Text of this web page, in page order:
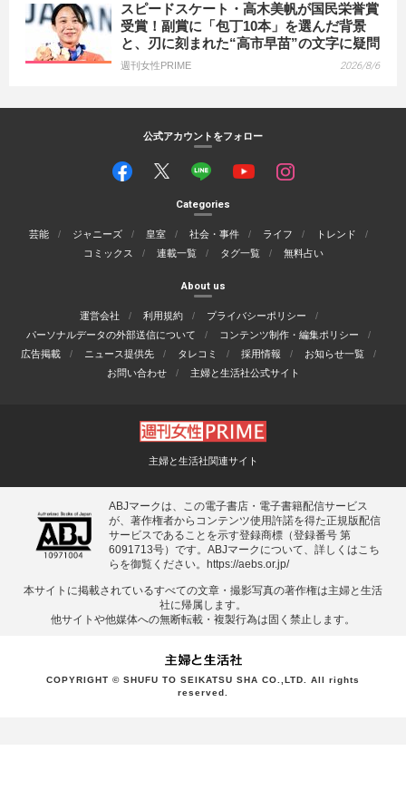
スピードスケート・高木美帆が国民栄誉賞
受賞！副賞に「包丁10本」を選んだ背景
と、刃に刻まれた“高市早苗”の文字に疑問
週刊女性PRIME 2026/8/6
公式アカウントをフォロー
Categories
芸能 ジャニーズ 皇室 社会・事件 ライフ
トレンド
コミックス
連載一覧 タグ一覧 無料占い
About us
運営会社 利用規約
プライバシーポリシー
パーソナルデータの外部送信について
コンテンツ制作・編集ポリシー
広告掲載
ニュース提供先 タレコミ 採用情報
お知らせ一覧
お問い合わせ
主婦と生活社公式サイト
主婦と生活社関連サイト
ABJマークは、この電子書店・電子書籍配信サービス
が、著作権者からコンテンツ使用許諾を得た正規版配信
サービスであることを示す登録商標（登録番号 第
6091713号）です。ABJマークについて、詳しくはこち
らを御覧ください。
https://aebs.or.jp/
本サイトに掲載されているすべての⽂章・撮影写真の著作権は主婦と⽣活
社に帰属します。
他サイトや他媒体への無断転載・複製⾏為は固く禁⽌します。
COPYRIGHT © SHUFU TO SEIKATSU SHA CO.,LTD. All rights
reserved.